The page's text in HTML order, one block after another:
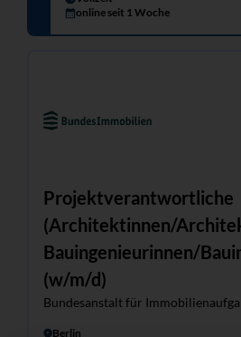
online seit 1 Woche
Projektverantwortliche
(Architektinnen/
Bauingenieurinnen/
(w/m/d)
Bundesanstalt für
Berlin